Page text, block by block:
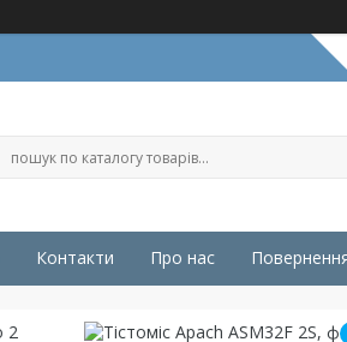
Контакти Про нас